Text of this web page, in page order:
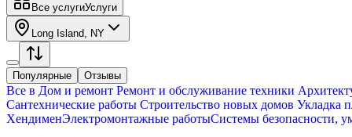
Все услугиУслуги
Long Island, NY
Популярные Отзывы
Все в Дом и ремонт Ремонт и обслуживание техники
Сантехнические работы Строительство новых домов Укладка
ХендименЭлектромонтажные работыСистемы безопасности,